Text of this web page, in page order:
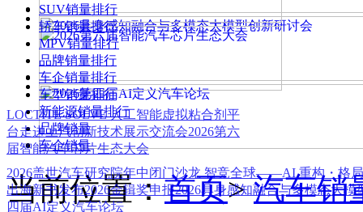
2026盖世汽车研究院年中闭门沙龙 智竞全球——AI 重构・格
出海新书发布2026金辑奖申报2026具身感知融合与多模态大模
四届AI定义汽车论坛
LOCTITE SOLVE 人工智能虚拟粘合剂平
台走进上汽创新技术展示交流会2026第六
届智能汽车芯片生态大会
SUV销量排行
轿车销量排行
MPV销量排行
品牌销量排行
车企销量排行
车型销量排行
新能源销量排行
品牌销量
车企销量
当前位置：首页>汽车销